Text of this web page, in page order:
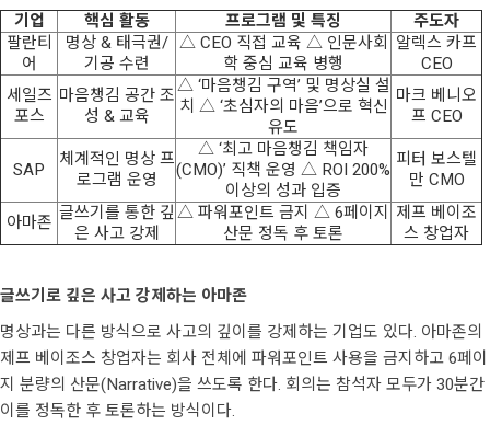
기업
핵심 활동 프로그램 및 특징
주도자
팔란티
어
명상 & 태극권/
기공 수련
△ CEO 직접 교육 △ 인문사회
학 중심 교육 병행
알렉스 카프
CEO
세일즈
포스
마음챙김 공간 조
성 & 교육
△ ‘마음챙김 구역’ 및 명상실 설
치 △ ‘초심자의 마음’으로 혁신
유도
마크 베니오
프 CEO
SAP
체계적인 명상 프
로그램 운영
△ ‘최고 마음챙김 책임자
(CMO)’ 직책 운영 △ ROI 200%
이상의 성과 입증
피터 보스텔
만 CMO
아마존 글쓰기를 통한 깊
은 사고 강제
△ 파워포인트 금지 △ 6페이지
산문 정독 후 토론
제프 베이조
스 창업자
글쓰기로 깊은 사고 강제하는 아마존
명상과는 다른 방식으로 사고의 깊이를 강제하는 기업도 있다. 아마존의
제프 베이조스 창업자는 회사 전체에 파워포인트 사용을 금지하고 6페이
지 분량의 산문(Narrative)을 쓰도록 한다. 회의는 참석자 모두가 30분간
이를 정독한 후 토론하는 방식이다.